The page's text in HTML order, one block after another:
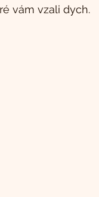
vám vzali dych.